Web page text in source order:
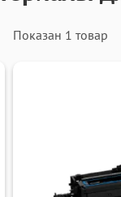
Показан 1 товар